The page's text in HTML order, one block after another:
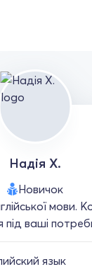
Надія Х.
Новичок
мови.
ваші
язык